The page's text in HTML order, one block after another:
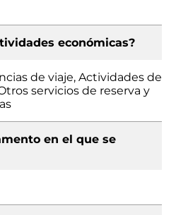
económicas?
de viaje, Actividades de
servicios de reserva y
en el que se